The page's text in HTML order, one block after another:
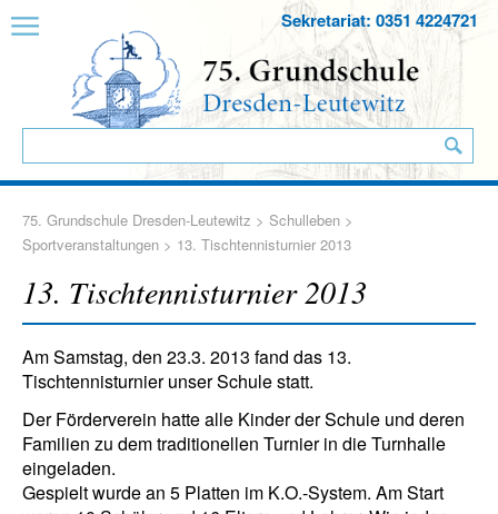
Sekretariat: 0351 4224721
75. Grundschule Dresden-Leutewitz > Schulleben >
Sportveranstaltungen > 13. Tischtennisturnier 2013
13. Tischtennisturnier 2013
Am Samstag, den 23.3. 2013 fand das 13.
Tischtennisturnier unser Schule statt.
Der Förderverein hatte alle Kinder der Schule und deren
Familien zu dem traditionellen Turnier in die Turnhalle
eingeladen.
Gespielt wurde an 5 Platten im K.O.-System. Am Start